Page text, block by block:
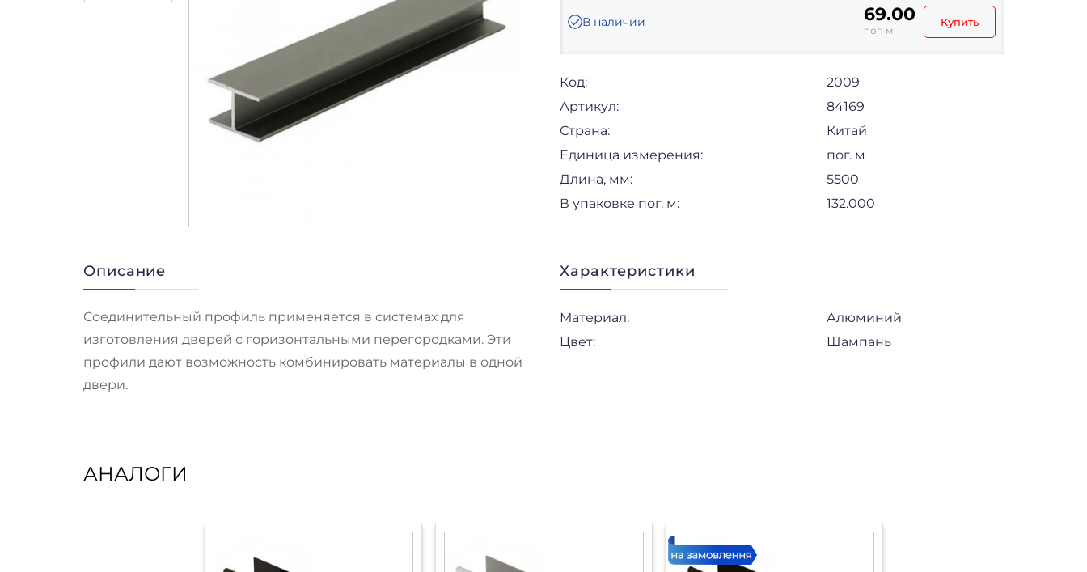
В наличии 69.00
пог. м
Купить
Код:
2009
Артикул:
84169
Страна:
Китай
Единица измерения:
пог. м
Длина, мм:
5500
В упаковке пог. м:
132.000
Описание
Соединительный профиль применяется в системах для
изготовления дверей с горизонтальными перегородками. Эти
профили дают возможность комбинировать материалы в одной
двери.
Характеристики
Материал:
Алюминий
Цвет:
Шампань
АНАЛОГИ